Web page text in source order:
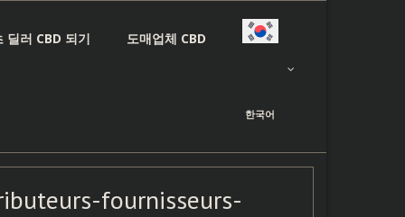
딜러 CBD 되기 도매업체 CBD
한국어
fournisseurs-